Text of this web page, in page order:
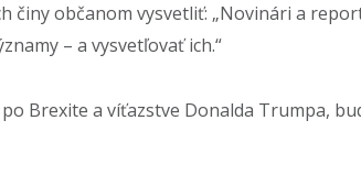
činy občanom vysvetliť: „Novinári a
– a vysvetľovať ich.“
Brexite a víťazstve Donalda Trumpa,